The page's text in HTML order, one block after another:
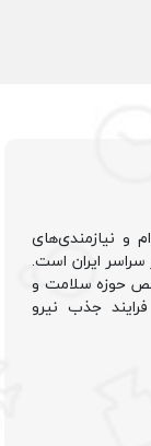
و نیازمندی‌های
سراسر ایران است.
حوزه سلامت و
جذب نیرو